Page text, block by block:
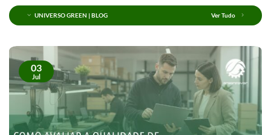
UNIVERSO GREEN | BLOG Ver Tudo
03
Jul